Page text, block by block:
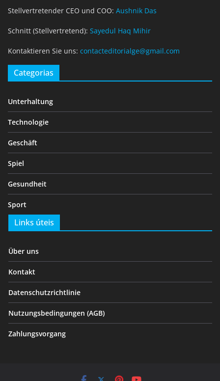
Stellvertretender CEO und COO: Aushnik Das
Schnitt (Stellvertretend): Sayedul Haq Mihir
Kontaktieren Sie uns: contacteditorialge@gmail.com
Categorias
Unterhaltung
Technologie
Geschäft
Spiel
Gesundheit
Sport
Links úteis
Über uns
Kontakt
Datenschutzrichtlinie
Nutzungsbedingungen (AGB)
Zahlungsvorgang